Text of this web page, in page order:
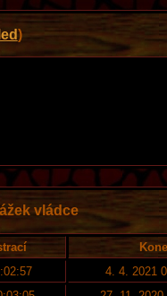
)
vládce
4. 4. 2021